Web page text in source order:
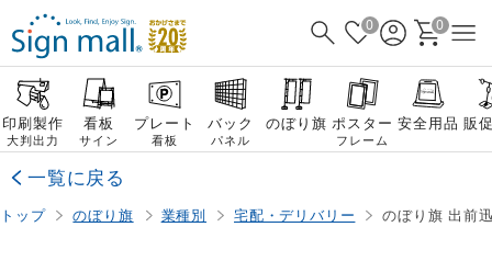
0 0
印刷製作
大判出力
看板
サイン
プレート
看板
バック
パネル
のぼり旗 ポスター
フレーム
安全用品 販
一覧に戻る
トップ のぼり旗 業種別 宅配・デリバリー のぼり旗 出前